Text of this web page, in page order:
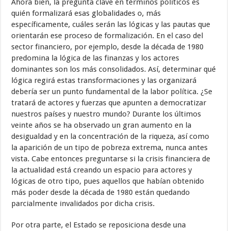
Ahora bien, la pregunta clave en términos políticos es
quién formalizará esas globalidades o, más
específicamente, cuáles serán las lógicas y las pau­tas que
orientarán ese proceso de formalización. En el caso del
sector fi­nanciero, por ejemplo, desde la década de 1980
predomina la lógica de las finanzas y los actores
dominantes son los más consolidados. Así, determi­nar qué
lógica regirá estas transformaciones y las organizará
debería ser un punto fundamental de la labor política. ¿Se
tratará de actores y fuerzas que apunten a democratizar
nuestros países y nuestro mundo? Durante los últimos
veinte años se ha observado un gran aumento en la
desigualdad y en la concentración de la riqueza, así como
la aparición de un tipo de pobreza extrema, nunca antes
vista. Cabe entonces preguntarse si la crisis financiera de
la actualidad está creando un espacio para actores y
lógicas de otro tipo, pues aquellos que habían obtenido
más poder desde la década de 1980 están quedando
parcialmente invalidados por dicha crisis.
Por otra parte, el Estado se reposiciona desde una